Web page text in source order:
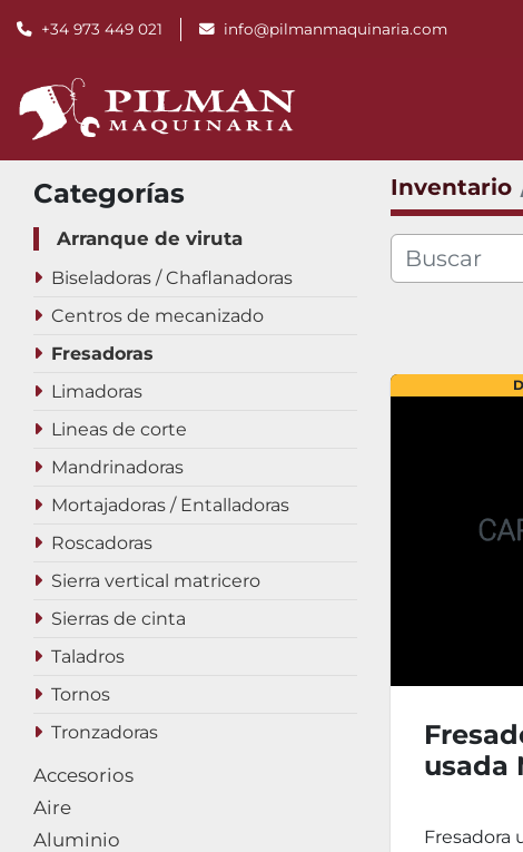
+34 973 449 021 info@pilmanmaquinaria.com
Categorías
Arranque de viruta
Biseladoras / Chaflanadoras
Centros de mecanizado
Fresadoras
Limadoras
Lineas de corte
Mandrinadoras
Mortajadoras / Entalladoras
Roscadoras
Sierra vertical matricero
Sierras de cinta
Taladros
Tornos
Tronzadoras
Accesorios
Aire
Aluminio
Inventario
usada
Fresadora